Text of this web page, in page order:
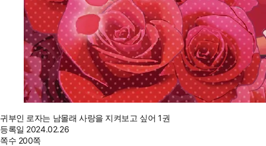
귀부인 로자는 남몰래 사랑을 지켜보고 싶어 1권
등록일 2024.02.26
쪽수 200쪽